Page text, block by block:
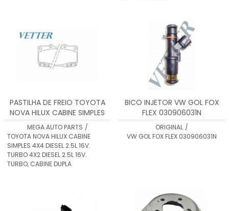
PASTILHA DE FREIO TOYOTA
NOVA HILUX CABINE SIMPLES
4X4 DIESEL 2.5L 16V. TURBO
4X2 DIESEL 2.5L 16V. TURBO,
CABINE
MEGA AUTO PARTS /
TOYOTA NOVA HILUX CABINE
SIMPLES 4X4 DIESEL 2.5L 16V.
TURBO 4X2 DIESEL 2.5L 16V.
TURBO, CABINE DUPLA
BICO INJETOR VW GOL FOX
FLEX 030906031N
ORIGINAL /
VW GOL FOX FLEX 030906031N